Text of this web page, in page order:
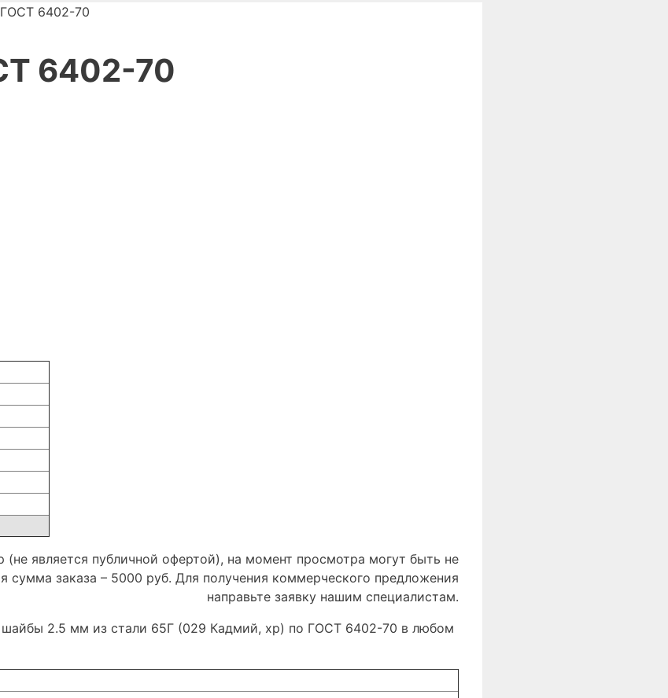
6402-70
6402-70
является публичной офертой), на момент просмотра могут быть не
сумма заказа – 5000 руб. Для получения коммерческого предложения
направьте заявку нашим специалистам.
шайбы 2.5 мм из стали 65Г (029 Кадмий, хр) по ГОСТ 6402-70 в любом